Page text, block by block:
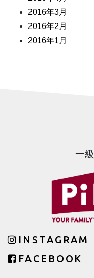
2016年3月
2016年2月
2016年1月
一
INSTAGRAM
FACEBOOK